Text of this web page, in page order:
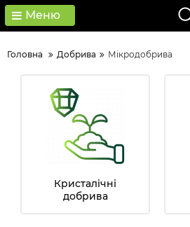
Меню
Головна Добрива Мікродобрива
Кристалічні
добрива